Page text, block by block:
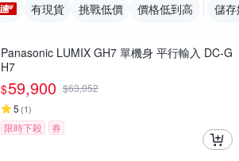
有現貨 挑戰低價 價格低到高 儲
Panasonic LUMIX GH7 單機身 平行輸入 DC-G
H7
$59,900 $63,052
5 (1)
限時下殺 券